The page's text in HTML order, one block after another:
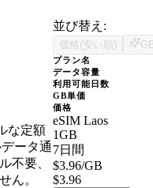
な定額
ータ通
不要、
ん。
並び替え:
価格(安い順)
プラン名
データ容量
利用可能日数
GB単価
価格
eSIM Laos
1GB
7日間
$3.96/GB
$3.96